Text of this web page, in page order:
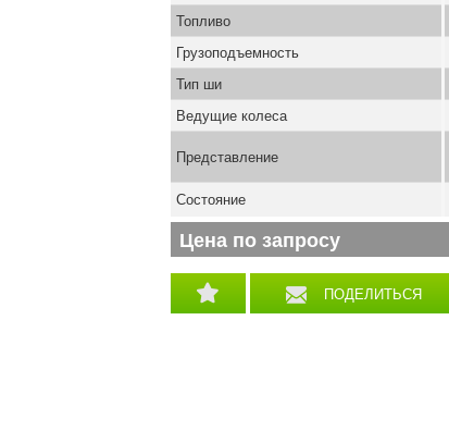
ПОДЕЛИТЬСЯ
Топливо
Грузоподъемность
Тип ши
Ведущие колеса
Представление
Состояние
Цена по запросу